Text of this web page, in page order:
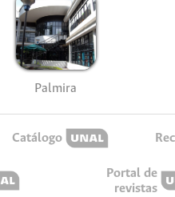
Palmira
Catálogo
Portal de
revistas